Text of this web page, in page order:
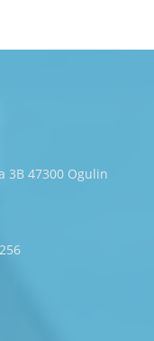
3B 47300 Ogulin